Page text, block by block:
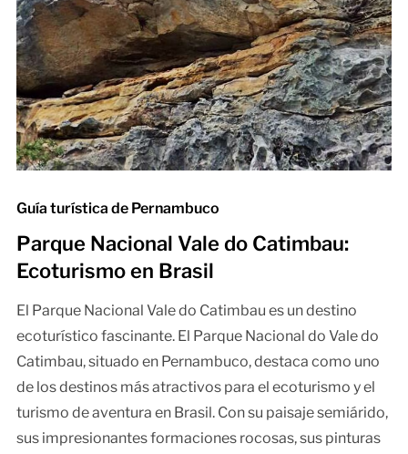
Guía turística de Pernambuco
Parque Nacional Vale do Catimbau:
Ecoturismo en Brasil
El Parque Nacional Vale do Catimbau es un destino
ecoturístico fascinante. El Parque Nacional do Vale do
Catimbau, situado en Pernambuco, destaca como uno
de los destinos más atractivos para el ecoturismo y el
turismo de aventura en Brasil. Con su paisaje semiárido,
sus impresionantes formaciones rocosas, sus pinturas